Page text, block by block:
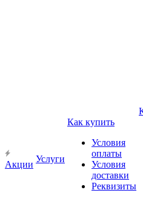
Акции
Услуги
Как купить
Условия
оплаты
Условия
доставки
Реквизиты